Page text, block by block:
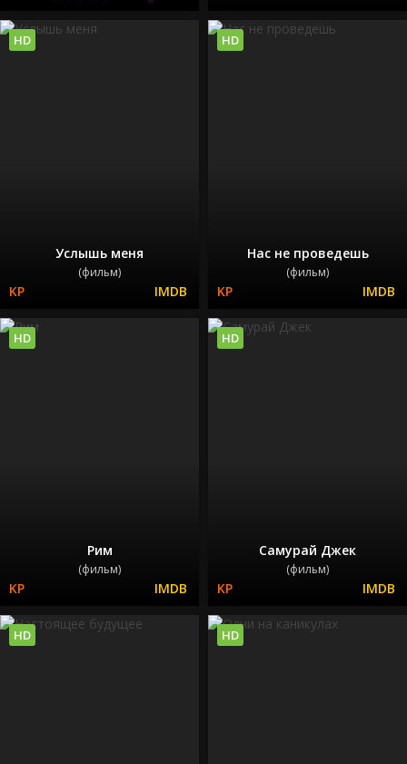
Услышь меня
(фильм)
HD
Нас не проведешь
(фильм)
HD
Рим
(фильм)
HD
Самурай Джек
(фильм)
HD
HD HD